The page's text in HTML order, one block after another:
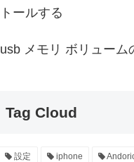
トールする
usb メモリ ボリューム
Tag Cloud
設定 iphone